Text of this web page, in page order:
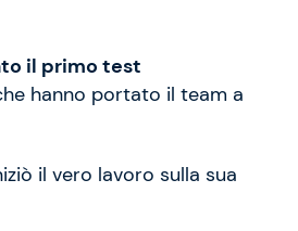
il primo test
hanno portato il team a
il vero lavoro sulla sua